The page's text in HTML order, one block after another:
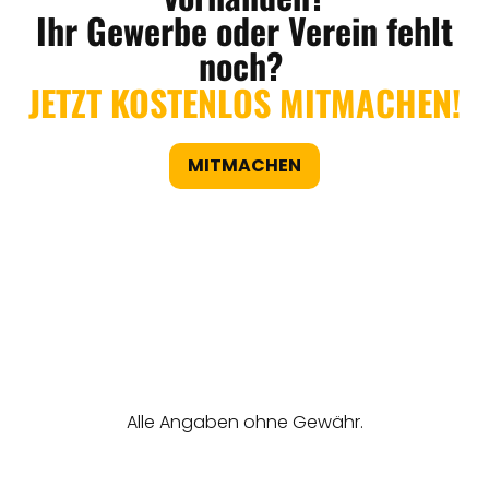
Ihr Gewerbe oder Verein fehlt
noch?
JETZT KOSTENLOS MITMACHEN!
MITMACHEN